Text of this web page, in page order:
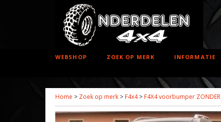
WEBSHOP ZOEK OP MERK INFORMATIE
Home > Zoek op merk > F4x4> F4X4 voorbumper